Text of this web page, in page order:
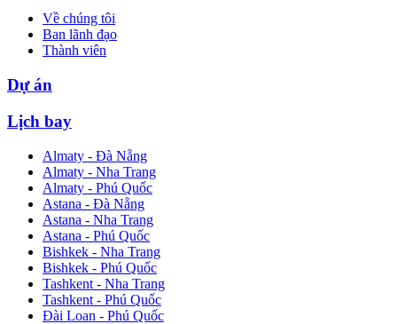
Về chúng tôi
Ban lãnh đạo
Thành viên
Dự án
Lịch bay
Almaty - Đà Nẵng
Almaty - Nha Trang
Almaty - Phú Quốc
Astana - Đà Nẵng
Astana - Nha Trang
Astana - Phú Quốc
Bishkek - Nha Trang
Bishkek - Phú Quốc
Tashkent - Nha Trang
Tashkent - Phú Quốc
Đài Loan - Phú Quốc